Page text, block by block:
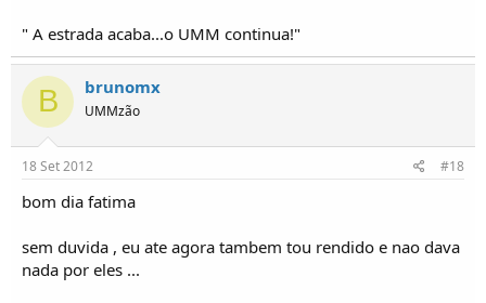
" A estrada acaba...o UMM continua!"
B brunomx
UMMzão
18 Set 2012 #18
bom dia fatima
sem duvida , eu ate agora tambem tou rendido e nao dava
nada por eles ...